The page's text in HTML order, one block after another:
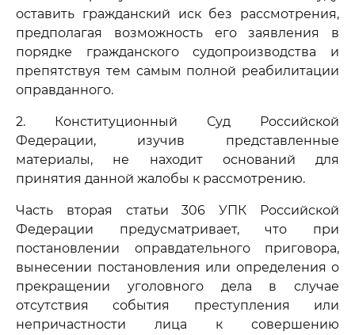
оставить гражданский иск без рассмотрения,
предполагая возможность его заявления в
порядке гражданского судопроизводства и
препятствуя тем самым полной реабилитации
оправданного.
2. Конституционный Суд Российской
Федерации, изучив представленные
материалы, не находит оснований для
принятия данной жалобы к рассмотрению.
Часть вторая статьи 306 УПК Российской
Федерации предусматривает, что при
постановлении оправдательного приговора,
вынесении постановления или определения о
прекращении уголовного дела в случае
отсутствия события преступления или
непричастности лица к совершению